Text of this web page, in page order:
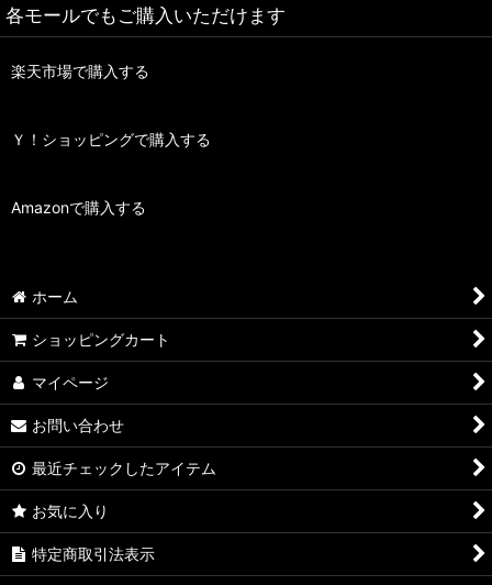
各モールでもご購入いただけます
楽天市場で購入する
Ｙ！ショッピングで購入する
Amazonで購入する
ホーム
ショッピングカート
マイページ
お問い合わせ
最近チェックしたアイテム
お気に入り
特定商取引法表示